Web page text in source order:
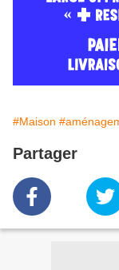
#Maison
Partager